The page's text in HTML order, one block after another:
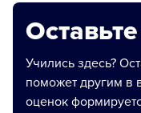
Учились здесь?
поможет другим в
оценок